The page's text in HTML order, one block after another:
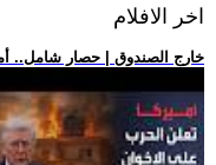
اخر الافلام
.. خارج الصندوق | حصار شامل..